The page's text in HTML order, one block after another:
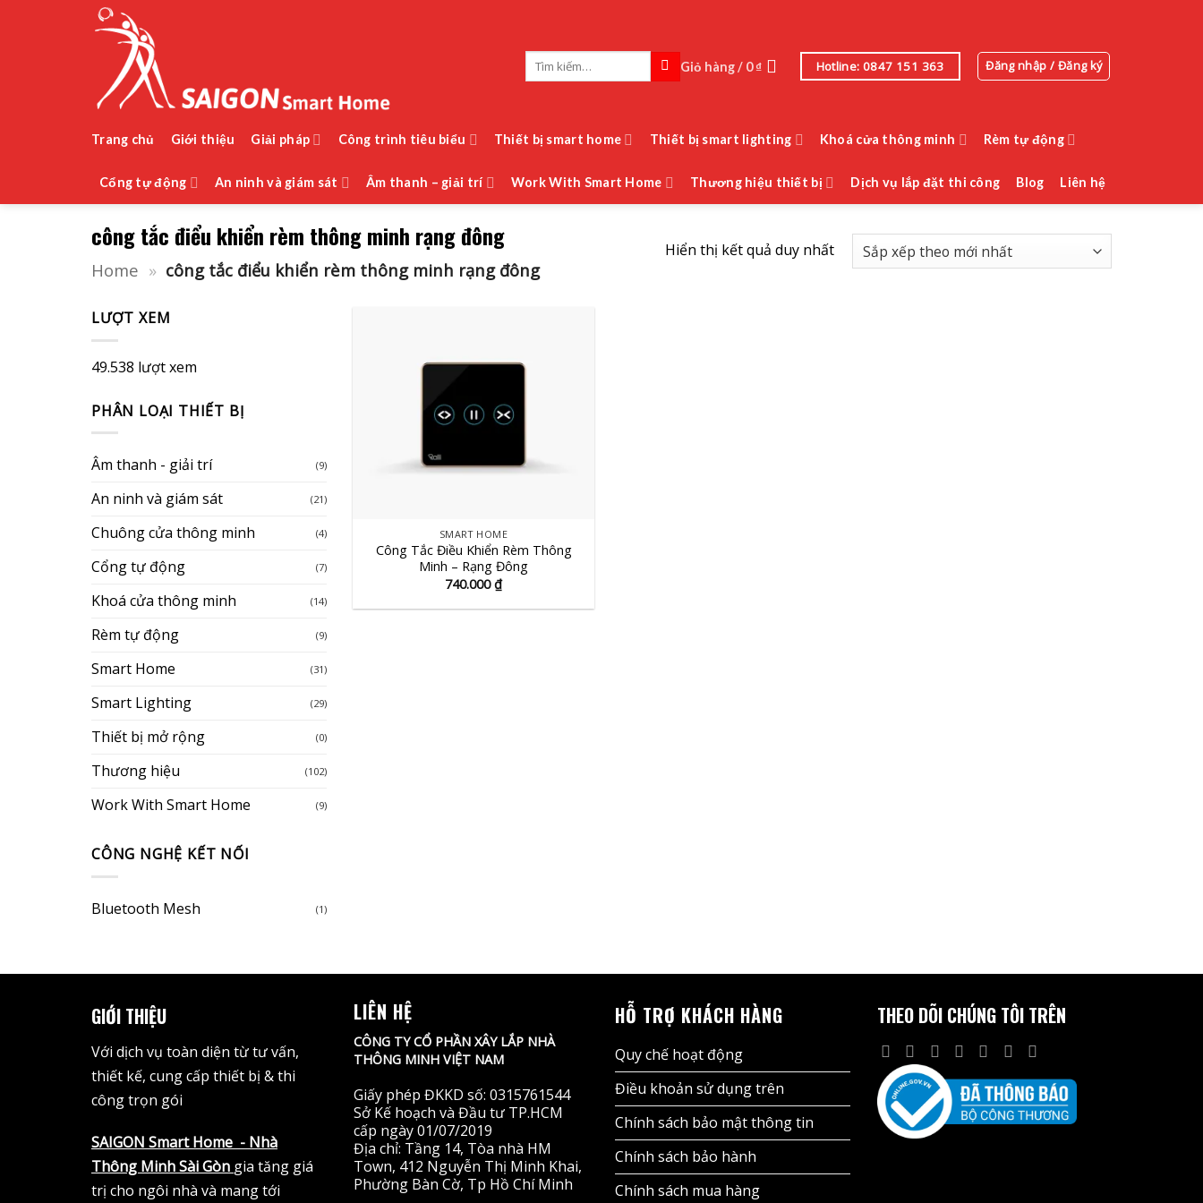
Tìm
Giỏ hàng / 0₫ Hotline: 0847 151 363 Đăng nhập / Đăng ký
Trang chủ Giới thiệu Giải pháp Công trình tiêu biểu Thiết bị smart home Thiết bị smart lighting Khoá cửa thông minh Rèm tự động
Cổng tự động An ninh và giám sát Âm thanh – giải trí Work With Smart Home Thương hiệu thiết bị Dịch vụ lắp đặt thi công Blog Liên hệ
công tắc điểu khiển rèm thông minh rạng đông
Home » công tắc điểu khiển rèm thông minh rạng đông
Hiển thị kết quả duy nhất
LƯỢT XEM
49.538 lượt xem
PHÂN LOẠI THIẾT BỊ
Âm thanh - giải trí (9)
An ninh và giám sát (21)
Chuông cửa thông minh (4)
Cổng tự động (7)
Khoá cửa thông minh (14)
Rèm tự động (9)
Smart Home (31)
Smart Lighting (29)
Thiết bị mở rộng (0)
Thương hiệu (102)
Work With Smart Home (9)
CÔNG NGHỆ KẾT NỐI
Bluetooth Mesh (1)
SMART HOME
Công Tắc Điều Khiển Rèm Thông
Minh – Rạng Đông
740.000₫
GIỚI THIỆU
Với dịch vụ toàn diện từ tư vấn,
thiết kế, cung cấp thiết bị & thi
công trọn gói
SAIGON Smart Home - Nhà
Thông Minh Sài Gòn gia tăng giá
trị cho ngôi nhà và mang tới
LIÊN HỆ
CÔNG TY CỔ PHẦN XÂY LẮP NHÀ
THÔNG MINH VIỆT NAM
Giấy phép ĐKKD số: 0315761544
Sở Kế hoạch và Đầu tư TP.HCM
cấp ngày 01/07/2019
Địa chỉ: Tầng 14, Tòa nhà HM
Town, 412 Nguyễn Thị Minh Khai,
Phường Bàn Cờ, Tp Hồ Chí Minh
HỖ TRỢ KHÁCH HÀNG
Quy chế hoạt động
Điều khoản sử dụng trên
Chính sách bảo mật thông tin
Chính sách bảo hành
Chính sách mua hàng
THEO DÕI CHÚNG TÔI TRÊN